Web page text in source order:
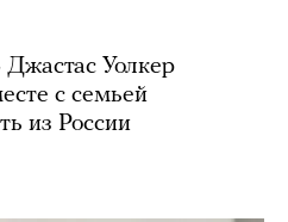
Уолкер
с семьей
из России